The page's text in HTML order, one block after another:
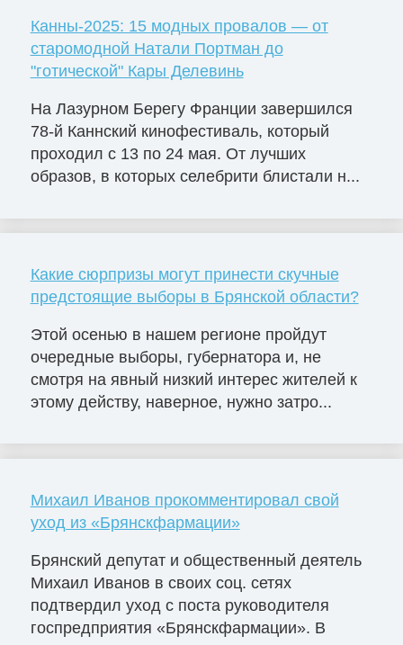
Канны-2025: 15 модных провалов — от
старомодной Натали Портман до
"готической" Кары Делевинь
На Лазурном Берегу Франции завершился
78-й Каннский кинофестиваль, который
проходил с 13 по 24 мая. От лучших
образов, в которых селебрити блистали н...
Какие сюрпризы могут принести скучные
предстоящие выборы в Брянской области?
Этой осенью в нашем регионе пройдут
очередные выборы, губернатора и, не
смотря на явный низкий интерес жителей к
этому действу, наверное, нужно затро...
Михаил Иванов прокомментировал свой
уход из «Брянскфармации»
Брянский депутат и общественный деятель
Михаил Иванов в своих соц. сетях
подтвердил уход с поста руководителя
госпредприятия «Брянскфармации». В